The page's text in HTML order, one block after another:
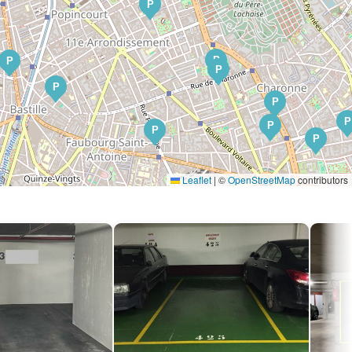
P
P
P
P
P
P
P
P
P
P
Leaflet | ©OpenStreetMapcontributors